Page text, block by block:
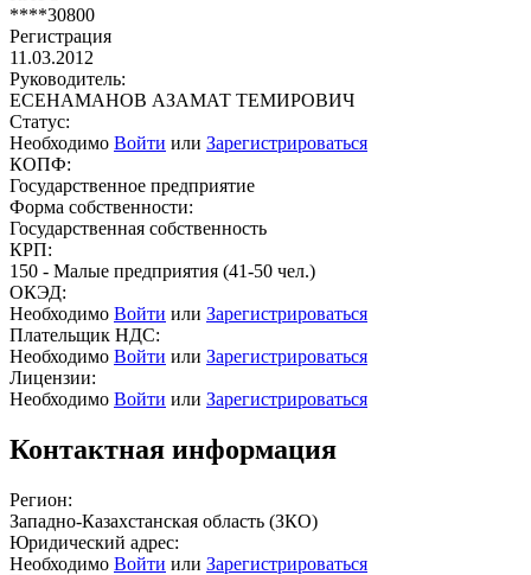
****30800
Регистрация
11.03.2012
Руководитель:
ЕСЕНАМАНОВ АЗАМАТ ТЕМИРОВИЧ
Статус:
Необходимо Войти или Зарегистрироваться
КОПФ:
Государственное предприятие
Форма собственности:
Государственная собственность
КРП:
150 - Малые предприятия (41-50 чел.)
ОКЭД:
Необходимо Войти или Зарегистрироваться
Плательщик НДС:
Необходимо Войти или Зарегистрироваться
Лицензии:
Необходимо Войти или Зарегистрироваться
Контактная информация
Регион:
Западно-Казахстанская область (ЗКО)
Юридический адрес:
Необходимо Войти или Зарегистрироваться